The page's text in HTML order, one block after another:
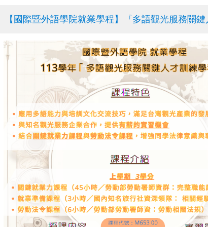
【國際暨外語學院就業學程】『多語觀光服務關